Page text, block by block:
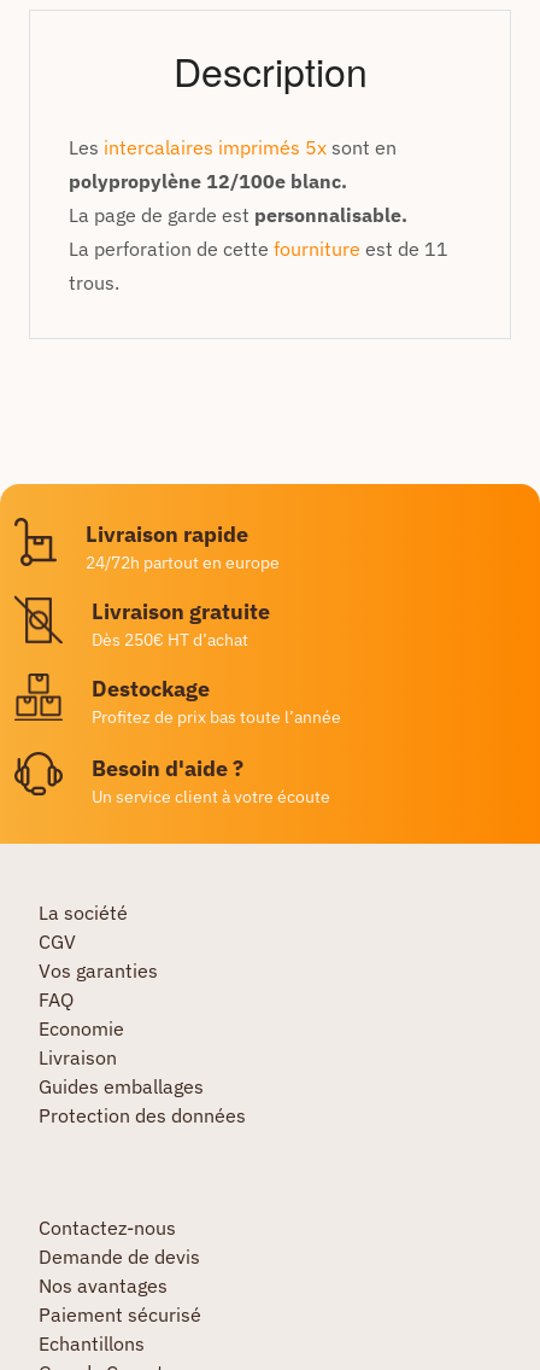
Description
Les intercalaires imprimés 5x sont en
polypropylène 12/100e blanc.
La page de garde est personnalisable.
La perforation de cette fourniture est de 11
trous.
Livraison rapide
24/72h partout en europe
Livraison gratuite
Dès 250€ HT d’achat
Destockage
Profitez de prix bas toute l’année
Besoin d'aide ?
Un service client à votre écoute
La société
CGV
Vos garanties
FAQ
Economie
Livraison
Guides emballages
Protection des données
Contactez-nous
Demande de devis
Nos avantages
Paiement sécurisé
Echantillons